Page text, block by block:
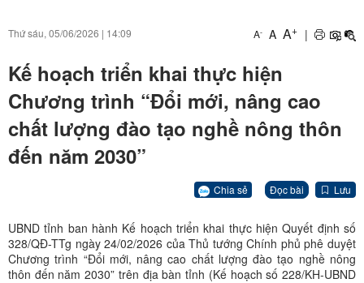
Thứ sáu, 05/06/2026 | 14:09 A- A A+ |
Kế hoạch triển khai thực hiện
Chương trình “Đổi mới, nâng cao
chất lượng đào tạo nghề nông thôn
đến năm 2030”
Chia sẻ Đọc bài Lưu
UBND tỉnh ban hành Kế hoạch triển khai thực hiện Quyết định số
328/QĐ-TTg ngày 24/02/2026 của Thủ tướng Chính phủ phê duyệt
Chương trình “Đổi mới, nâng cao chất lượng đào tạo nghề nông
thôn đến năm 2030” trên địa bàn tỉnh (Kế hoạch số 228/KH-UBND